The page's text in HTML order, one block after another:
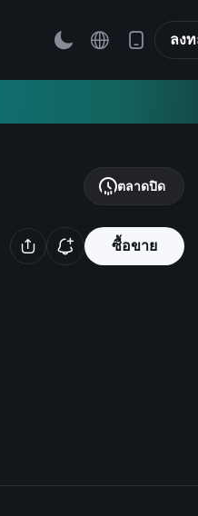
ลง
ซื้อขาย
ตลาดปิด